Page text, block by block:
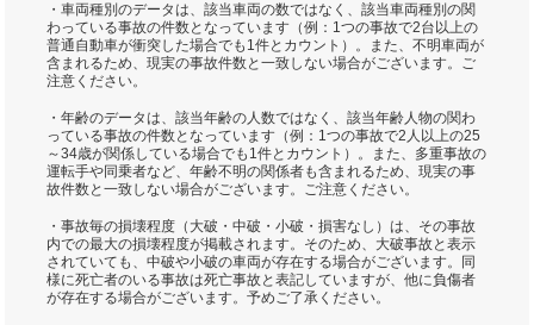
・車両種別のデータは、該当車両の数ではなく、該当車両種別の関
わっている事故の件数となっています（例：1つの事故で2台以上の
普通自動車が衝突した場合でも1件とカウント）。また、不明車両が
含まれるため、現実の事故件数と一致しない場合がございます。ご
注意ください。
・年齢のデータは、該当年齢の人数ではなく、該当年齢人物の関わ
っている事故の件数となっています（例：1つの事故で2人以上の25
～34歳が関係している場合でも1件とカウント）。また、多重事故の
運転手や同乗者など、年齢不明の関係者も含まれるため、現実の事
故件数と一致しない場合がございます。ご注意ください。
・事故毎の損壊程度（大破・中破・小破・損害なし）は、その事故
内での最大の損壊程度が掲載されます。そのため、大破事故と表示
されていても、中破や小破の車両が存在する場合がございます。同
様に死亡者のいる事故は死亡事故と表記していますが、他に負傷者
が存在する場合がございます。予めご了承ください。